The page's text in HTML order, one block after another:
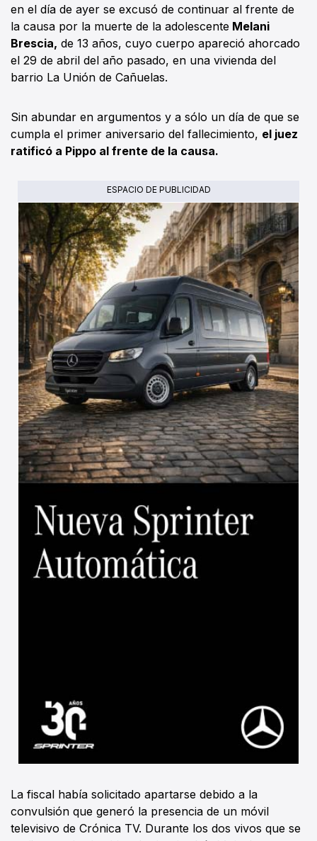
en el día de ayer se excusó de continuar al frente de
la causa por la muerte de la adolescente Melani
Brescia, de 13 años, cuyo cuerpo apareció ahorcado
el 29 de abril del año pasado, en una vivienda del
barrio La Unión de Cañuelas.
Sin abundar en argumentos y a sólo un día de que se
cumpla el primer aniversario del fallecimiento, el juez
ratificó a Pippo al frente de la causa.
ESPACIO DE PUBLICIDAD
La fiscal había solicitado apartarse debido a la
convulsión que generó la presencia de un móvil
televisivo de Crónica TV. Durante los dos vivos que se